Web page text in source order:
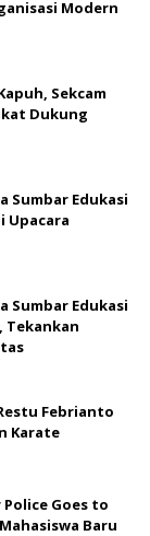
Modern
Sekcam
Dukung
Sumbar Edukasi
Upacara
Sumbar Edukasi
Tekankan
Febrianto
Karate
Goes to
Baru